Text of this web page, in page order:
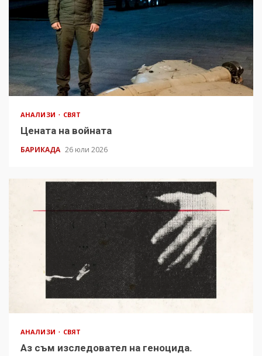
АНАЛИЗИ СВЯТ
Цената на войната
БАРИКАДА 26 юли 2026
АНАЛИЗИ СВЯТ
Аз съм изследовател на геноцида.